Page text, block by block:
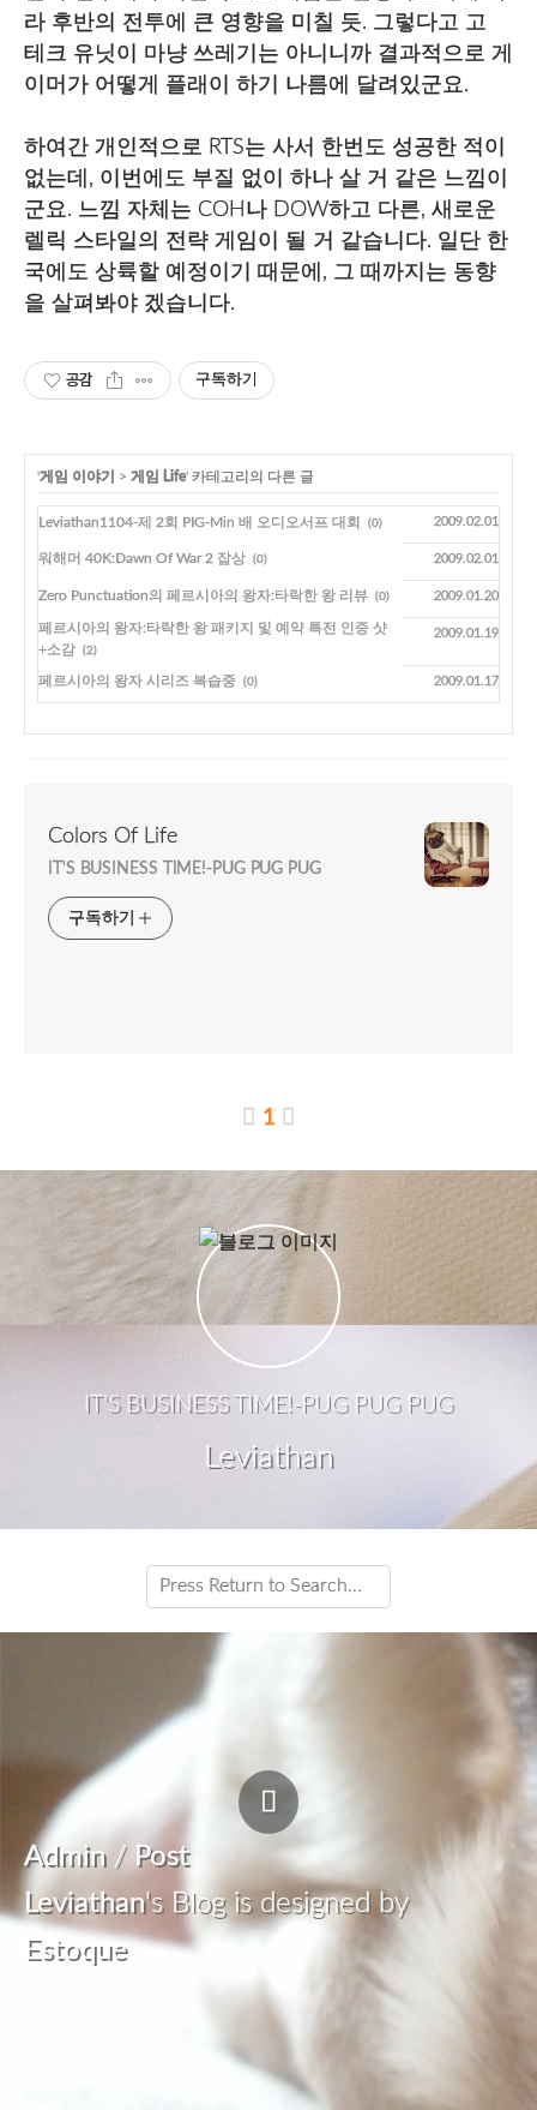
라 후반의 전투에 큰 영향을 미칠 듯. 그렇다고 고
테크 유닛이 마냥 쓰레기는 아니니까 결과적으로 게
이머가 어떻게 플래이 하기 나름에 달려있군요.
하여간 개인적으로 RTS는 사서 한번도 성공한 적이
없는데, 이번에도 부질 없이 하나 살 거 같은 느낌이
군요. 느낌 자체는 COH나 DOW하고 다른, 새로운
렐릭 스타일의 전략 게임이 될 거 같습니다. 일단 한
국에도 상륙할 예정이기 때문에, 그 때까지는 동향
을 살펴봐야 겠습니다.
공감 구독하기
'게임 이야기 > 게임 Life' 카테고리의 다른 글
Leviathan1104-제 2회 PIG-Min 배 오디오서프 대회 (0) 2009.02.01
워해머 40K:Dawn Of War 2 잡상 (0) 2009.02.01
Zero Punctuation의 페르시아의 왕자:타락한 왕 리뷰 (0) 2009.01.20
페르시아의 왕자:타락한 왕 패키지 및 예약 특전 인증 샷
+소감 (2)
2009.01.19
페르시아의 왕자 시리즈 복습중 (0) 2009.01.17
Colors Of Life
IT'S BUSINESS TIME!-PUG PUG PUG
구독하기
1
IT'S BUSINESS TIME!-PUG PUG PUG
Leviathan
Admin/ Post
Leviathan's Blog is designed by
Estoque